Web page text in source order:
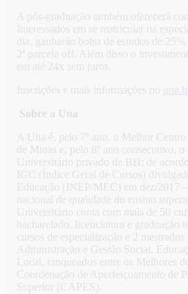
A pós-graduação também oferecerá
Interessados em se matricular na
dia, ganharão bolsa de estudos de
2ª parcela off. Além disso o
em até 24x sem juros.
Inscrições e mais informações no
Sobre a Una
A Una é, pelo 7º ano, o Melhor
de Minas e, pelo 8º ano consecutivo,
Universitário privado de BH; de
IGC (Índice Geral de Cursos)
Educação (INEP/MEC) em dez/2017
nacional de qualidade do ensino
Universitário conta com mais de 50
bacharelado, licenciatura e graduação
cursos de especialização e 2 mestrados
Administração e Gestão Social,
Local, ranqueados entre os Melhores
Coordenação de Aperfeiçoamento de
Superior (CAPES).